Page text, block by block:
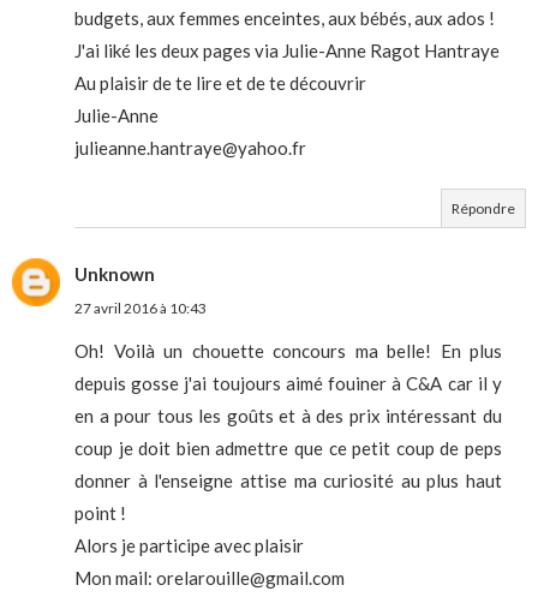
budgets, aux femmes enceintes, aux bébés, aux ados !
J'ai liké les deux pages via Julie-Anne Ragot Hantraye
Au plaisir de te lire et de te découvrir
Julie-Anne
julieanne.hantraye@yahoo.fr
Répondre
Unknown
27 avril 2016 à 10:43
Oh! Voilà un chouette concours ma belle! En plus
depuis gosse j'ai toujours aimé fouiner à C&A car il y
en a pour tous les goûts et à des prix intéressant du
coup je doit bien admettre que ce petit coup de peps
donner à l'enseigne attise ma curiosité au plus haut
point !
Alors je participe avec plaisir
Mon mail: orelarouille@gmail.com